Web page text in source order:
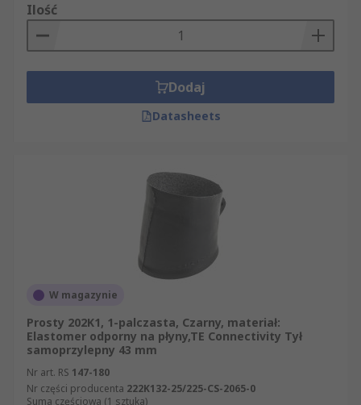
Ilość
Dodaj
Datasheets
W magazynie
Prosty 202K1, 1-palczasta, Czarny, materiał:
Elastomer odporny na płyny,TE Connectivity Tył
samoprzylepny 43 mm
Nr art. RS 147-180
Nr części producenta 222K132-25/225-CS-2065-0
Suma częściowa (1 sztuka)